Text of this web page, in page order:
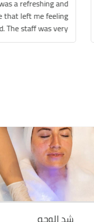
a great experience.
Defy team 😊